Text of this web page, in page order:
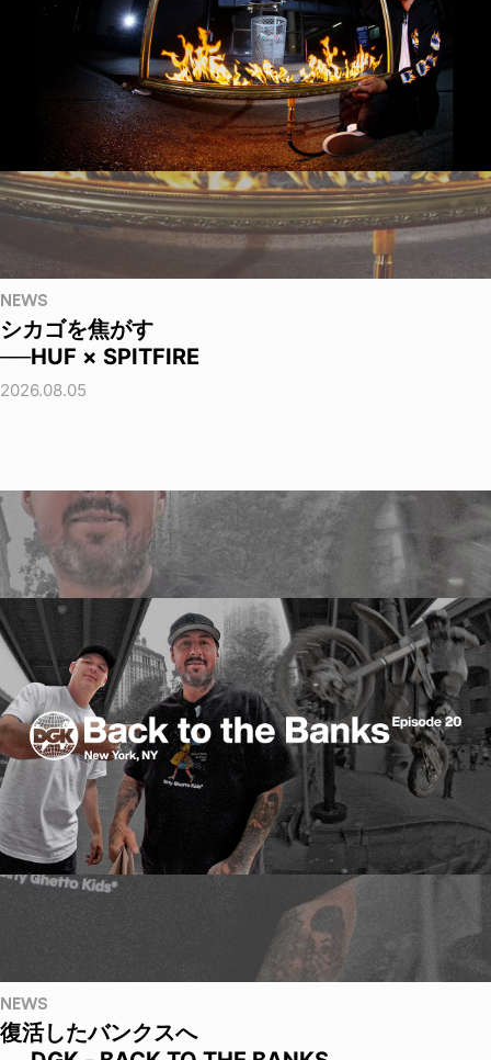
NEWS
シカゴを焦がす
──HUF × SPITFIRE
2026.08.05
NEWS
復活したバンクスへ